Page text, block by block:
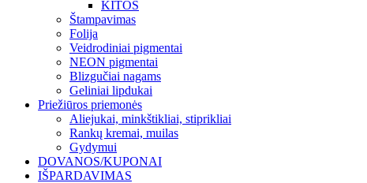
KITOS
Štampavimas
Folija
Veidrodiniai pigmentai
NEON pigmentai
Blizgučiai nagams
Geliniai lipdukai
Priežiūros priemonės
Aliejukai, minkštikliai, stiprikliai
Rankų kremai, muilas
Gydymui
DOVANOS/KUPONAI
IŠPARDAVIMAS